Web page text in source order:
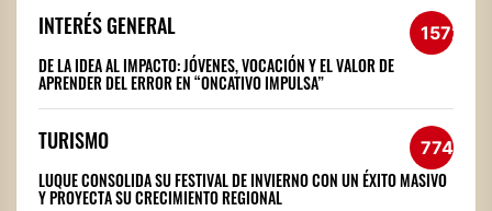
INTERÉS GENERAL 1572
DE LA IDEA AL IMPACTO: JÓVENES, VOCACIÓN Y EL VALOR DE
APRENDER DEL ERROR EN “ONCATIVO IMPULSA”
TURISMO 774
LUQUE CONSOLIDA SU FESTIVAL DE INVIERNO CON UN ÉXITO MASIVO
Y PROYECTA SU CRECIMIENTO REGIONAL